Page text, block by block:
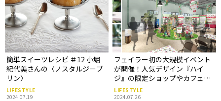
簡単スイーツレシピ ＃12 小堀
紀代美さんの〈ノスタルジープ
リン〉
LIFESTYLE
2024.07.19
フェイラー初の大規模イベント
が開催！人気デザイン『ハイ
ジ』の限定ショップやカフェも
オープン。
LIFESTYLE
2024.07.26